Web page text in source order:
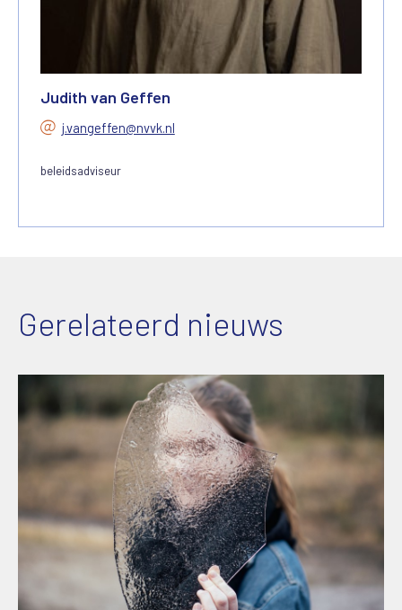
Judith van Geffen
j.vangeffen@nvvk.nl
beleidsadviseur
Gerelateerd nieuws